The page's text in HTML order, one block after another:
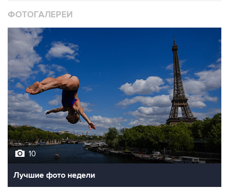
ФОТОГАЛЕРЕИ
10
Лучшие фото недели